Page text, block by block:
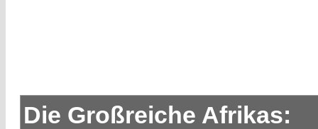
Die Großreiche Afrikas: